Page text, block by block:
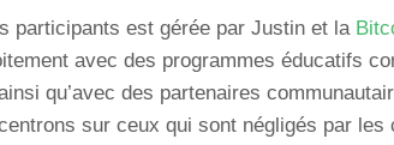
participants est gérée par Justin et la
avec des programmes éducatifs
qu’avec des partenaires
sur ceux qui sont négligés par les